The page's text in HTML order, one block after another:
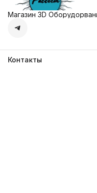
Магазин 3D
Контакты